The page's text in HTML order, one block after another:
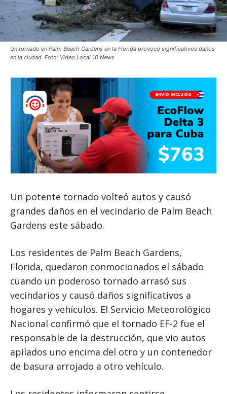
Un tornado en Palm Beach Gardens en la Florida provocó significativos daños
en la ciudad. Foto: Video Local 10 News
Un potente tornado volteó autos y causó
grandes daños en el vecindario de Palm Beach
Gardens este sábado.
Los residentes de Palm Beach Gardens,
Florida, quedaron conmocionados el sábado
cuando un poderoso tornado arrasó sus
vecindarios y causó daños significativos a
hogares y vehículos. El Servicio Meteorológico
Nacional confirmó que el tornado EF-2 fue el
responsable de la destrucción, que vio autos
apilados uno encima del otro y un contenedor
de basura arrojado a otro vehículo.